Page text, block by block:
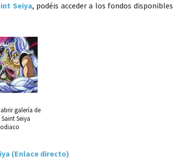
Seiya, podéis acceder a los fondos disponibles
galería de
Seiya
(Enlace directo)